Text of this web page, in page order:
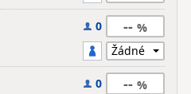
0 --
0 --